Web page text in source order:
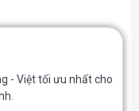
- Việt tối ưu nhất cho